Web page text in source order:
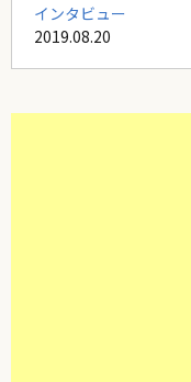
インタビュー
2019.08.20